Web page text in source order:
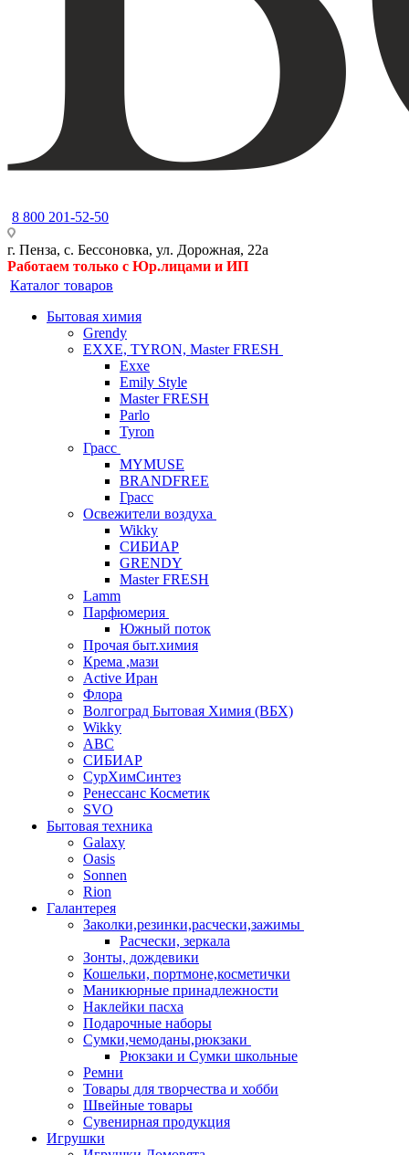
8 800 201-52-50
г. Пенза, с. Бессоновка, ул. Дорожная, 22а
Работаем только с Юр.лицами и ИП
Каталог товаров
Бытовая химия
Grendy
EXXE, TYRON, Master FRESH
Exxe
Emily Style
Master FRESH
Parlo
Tyron
Грасс
MYMUSE
BRANDFREE
Грасс
Освежители воздуха
Wikky
СИБИАР
GRENDY
Master FRESH
Lamm
Парфюмерия
Южный поток
Прочая быт.химия
Крема ,мази
Аctive Иран
Флора
Волгоград Бытовая Химия (ВБХ)
Wikky
АВС
СИБИАР
СурХимСинтез
Ренессанс Косметик
SVO
Бытовая техника
Galaxy
Oasis
Sonnen
Rion
Галантерея
Заколки,резинки,расчески,зажимы
Расчески, зеркала
Зонты, дождевики
Кошельки, портмоне,косметички
Маникюрные принадлежности
Наклейки пасха
Подарочные наборы
Сумки,чемоданы,рюкзаки
Рюкзаки и Сумки школьные
Ремни
Товары для творчества и хобби
Швейные товары
Сувенирная продукция
Игрушки